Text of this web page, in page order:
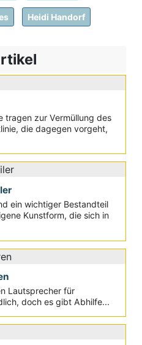
Heidi Handorf
tragen zur Vermüllung des
die dagegen vorgeht,
ein wichtiger Bestandteil
Kunstform, die sich in
Lautsprecher für
doch es gibt Abhilfe...